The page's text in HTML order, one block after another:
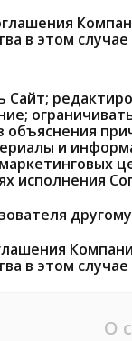
в этом
и
исполнения
в этом
О